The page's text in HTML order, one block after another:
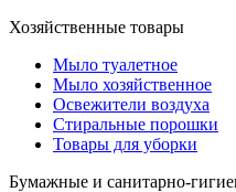
Хозяйственные товары
Мыло туалетное
Мыло хозяйственное
Освежители воздуха
Стиральные порошки
Товары для уборки
Бумажные и санитарно-